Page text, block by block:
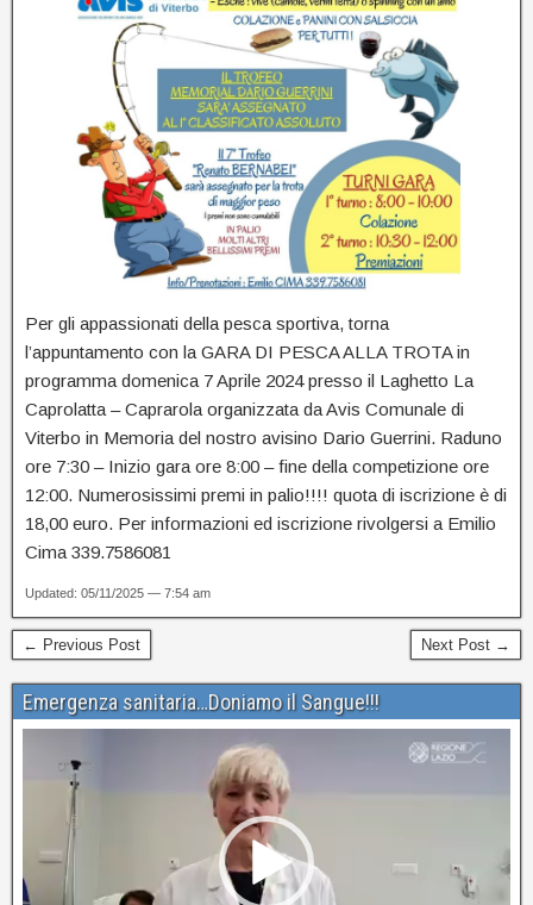
Per gli appassionati della pesca sportiva, torna
l’appuntamento con la GARA DI PESCA ALLA TROTA in
programma domenica 7 Aprile 2024 presso il Laghetto La
Caprolatta – Caprarola organizzata da Avis Comunale di
Viterbo in Memoria del nostro avisino Dario Guerrini. Raduno
ore 7:30 – Inizio gara ore 8:00 – fine della competizione ore
12:00. Numerosissimi premi in palio!!!! quota di iscrizione è di
18,00 euro. Per informazioni ed iscrizione rivolgersi a Emilio
Cima 339.7586081
Updated: 05/11/2025 — 7:54 am
← Previous Post Next Post →
Emergenza sanitaria…Doniamo il Sangue!!!
Player